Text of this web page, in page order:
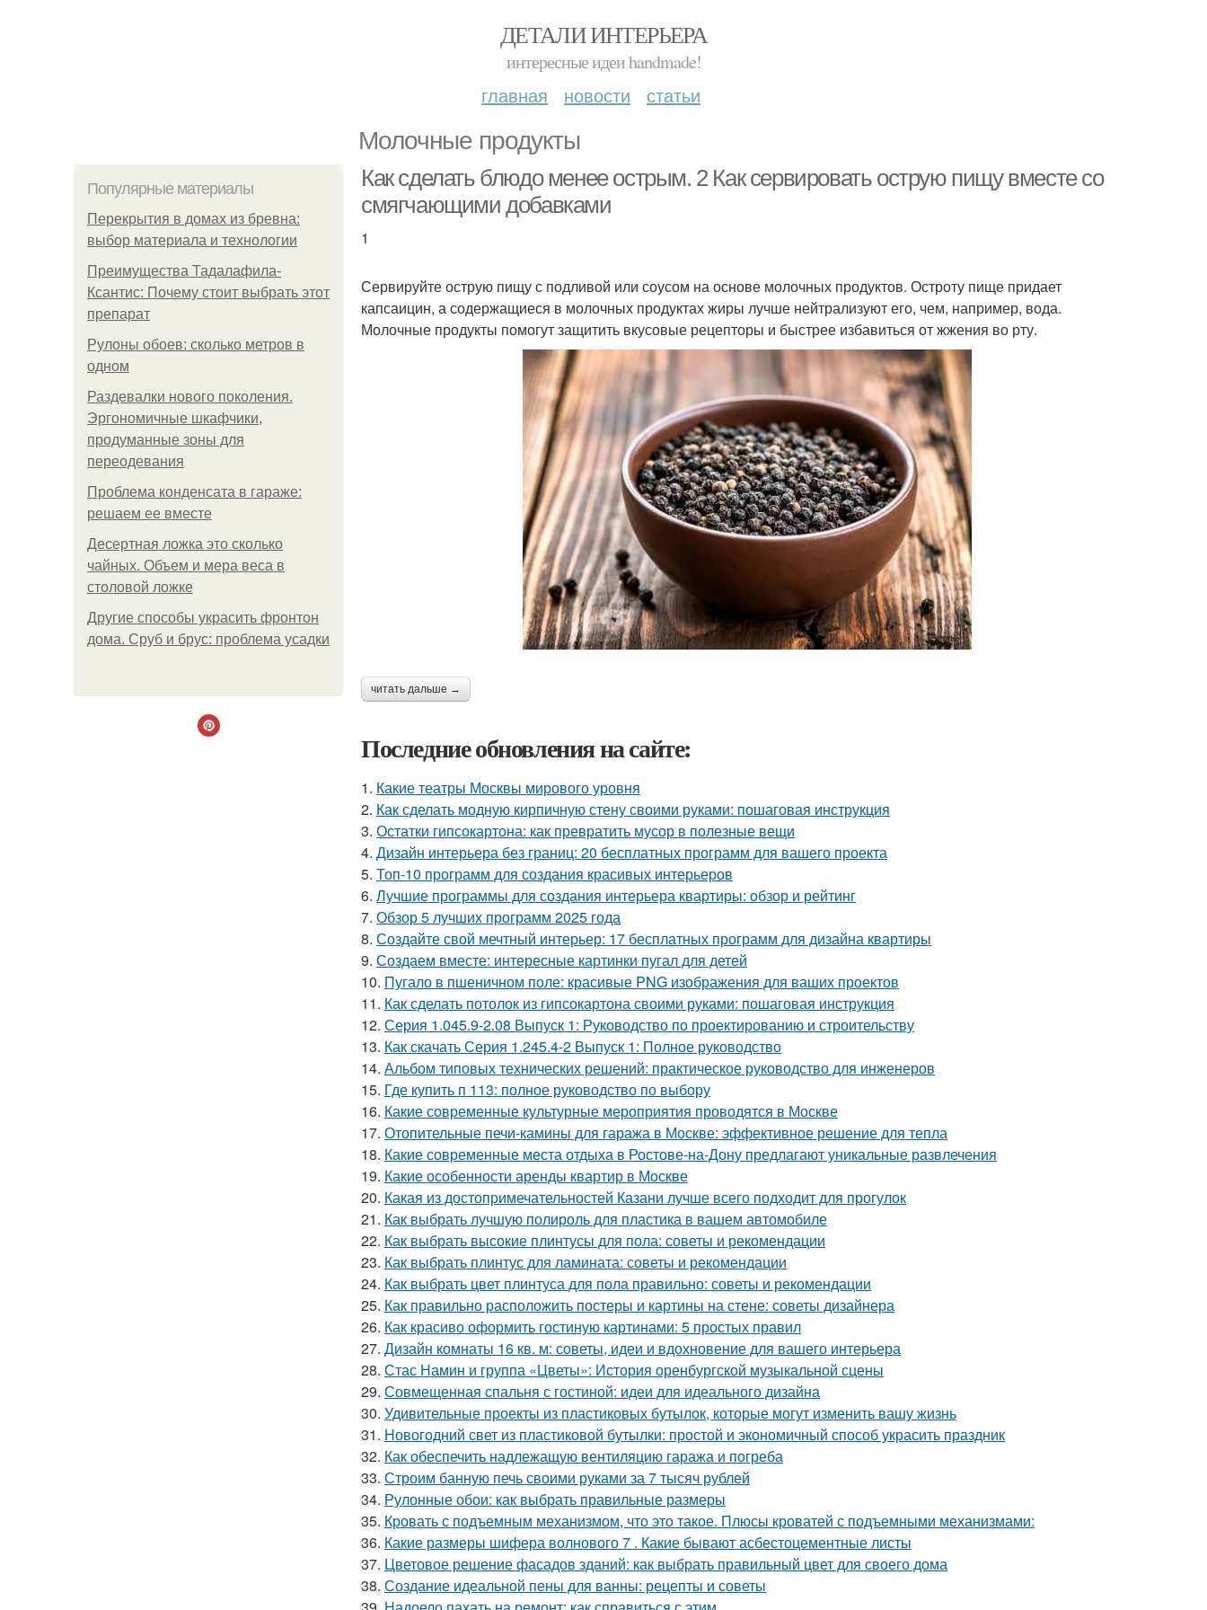
ДЕТАЛИ ИНТЕРЬЕРА
интересные идеи handmade!
главная новости статьи
Молочные продукты
Популярные материалы
Перекрытия в домах из бревна:
выбор материала и технологии
Преимущества Тадалафила-
Ксантис: Почему стоит выбрать этот
препарат
Рулоны обоев: сколько метров в
одном
Раздевалки нового поколения.
Эргономичные шкафчики,
продуманные зоны для
переодевания
Проблема конденсата в гараже:
решаем ее вместе
Десертная ложка это сколько
чайных. Объем и мера веса в
столовой ложке
Другие способы украсить фронтон
дома. Сруб и брус: проблема усадки
Как сделать блюдо менее острым. 2 Как сервировать острую пищу вместе со
смягчающими добавками
1
Сервируйте острую пищу с подливой или соусом на основе молочных продуктов. Остроту пище придает
капсаицин, а содержащиеся в молочных продуктах жиры лучше нейтрализуют его, чем, например, вода.
Молочные продукты помогут защитить вкусовые рецепторы и быстрее избавиться от жжения во рту.
читать дальше →
Последние обновления на сайте:
1. Какие театры Москвы мирового уровня
2. Как сделать модную кирпичную стену своими руками: пошаговая инструкция
3. Остатки гипсокартона: как превратить мусор в полезные вещи
4. Дизайн интерьера без границ: 20 бесплатных программ для вашего проекта
5. Топ-10 программ для создания красивых интерьеров
6. Лучшие программы для создания интерьера квартиры: обзор и рейтинг
7. Обзор 5 лучших программ 2025 года
8. Создайте свой мечтный интерьер: 17 бесплатных программ для дизайна квартиры
9. Создаем вместе: интересные картинки пугал для детей
10. Пугало в пшеничном поле: красивые PNG изображения для ваших проектов
11. Как сделать потолок из гипсокартона своими руками: пошаговая инструкция
12. Серия 1.045.9-2.08 Выпуск 1: Руководство по проектированию и строительству
13. Как скачать Серия 1.245.4-2 Выпуск 1: Полное руководство
14. Альбом типовых технических решений: практическое руководство для инженеров
15. Где купить п 113: полное руководство по выбору
16. Какие современные культурные мероприятия проводятся в Москве
17. Отопительные печи-камины для гаража в Москве: эффективное решение для тепла
18. Какие современные места отдыха в Ростове-на-Дону предлагают уникальные развлечения
19. Какие особенности аренды квартир в Москве
20. Какая из достопримечательностей Казани лучше всего подходит для прогулок
21. Как выбрать лучшую полироль для пластика в вашем автомобиле
22. Как выбрать высокие плинтусы для пола: советы и рекомендации
23. Как выбрать плинтус для ламината: советы и рекомендации
24. Как выбрать цвет плинтуса для пола правильно: советы и рекомендации
25. Как правильно расположить постеры и картины на стене: советы дизайнера
26. Как красиво оформить гостиную картинами: 5 простых правил
27. Дизайн комнаты 16 кв. м: советы, идеи и вдохновение для вашего интерьера
28. Стас Намин и группа «Цветы»: История оренбургской музыкальной сцены
29. Совмещенная спальня с гостиной: идеи для идеального дизайна
30. Удивительные проекты из пластиковых бутылок, которые могут изменить вашу жизнь
31. Новогодний свет из пластиковой бутылки: простой и экономичный способ украсить праздник
32. Как обеспечить надлежащую вентиляцию гаража и погреба
33. Строим банную печь своими руками за 7 тысяч рублей
34. Рулонные обои: как выбрать правильные размеры
35. Кровать с подъемным механизмом, что это такое. Плюсы кроватей с подъемными механизмами:
36. Какие размеры шифера волнового 7 . Какие бывают асбестоцементные листы
37. Цветовое решение фасадов зданий: как выбрать правильный цвет для своего дома
38. Создание идеальной пены для ванны: рецепты и советы